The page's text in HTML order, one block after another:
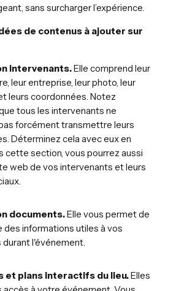
sans surcharger l’expérience.
de contenus à ajouter sur
intervenants.Elle comprend leur
leur entreprise, leur photo, leur
leurs coordonnées. Notez
tous les intervenants ne
forcément transmettre leurs
Déterminez cela avec eux en
cette section, vous pourrez aussi
web de vos intervenants et leurs
documents.Elle vous permet de
informations utiles à vos
l'événement.
et plans interactifs du lieu.Elles